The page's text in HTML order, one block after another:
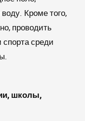
Кроме того,
проводить
среди
школы,